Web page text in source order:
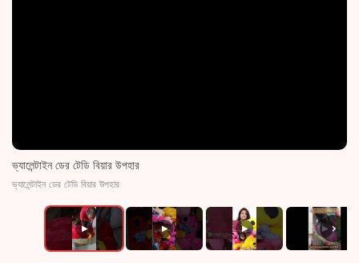
ভ্যালেন্টাইন ডের টেডি বিয়ার উপহার
ভ্যালেন্টাইন ডের টেডি বিয়ার উপহার
▶ ▶ ▶ ▶ ›